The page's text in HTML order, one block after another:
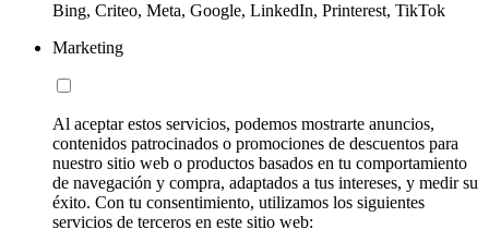
Bing, Criteo, Meta, Google, LinkedIn, Printerest, TikTok
Marketing
Al aceptar estos servicios, podemos mostrarte anuncios,
contenidos patrocinados o promociones de descuentos para
nuestro sitio web o productos basados en tu comportamiento
de navegación y compra, adaptados a tus intereses, y medir su
éxito. Con tu consentimiento, utilizamos los siguientes
servicios de terceros en este sitio web: